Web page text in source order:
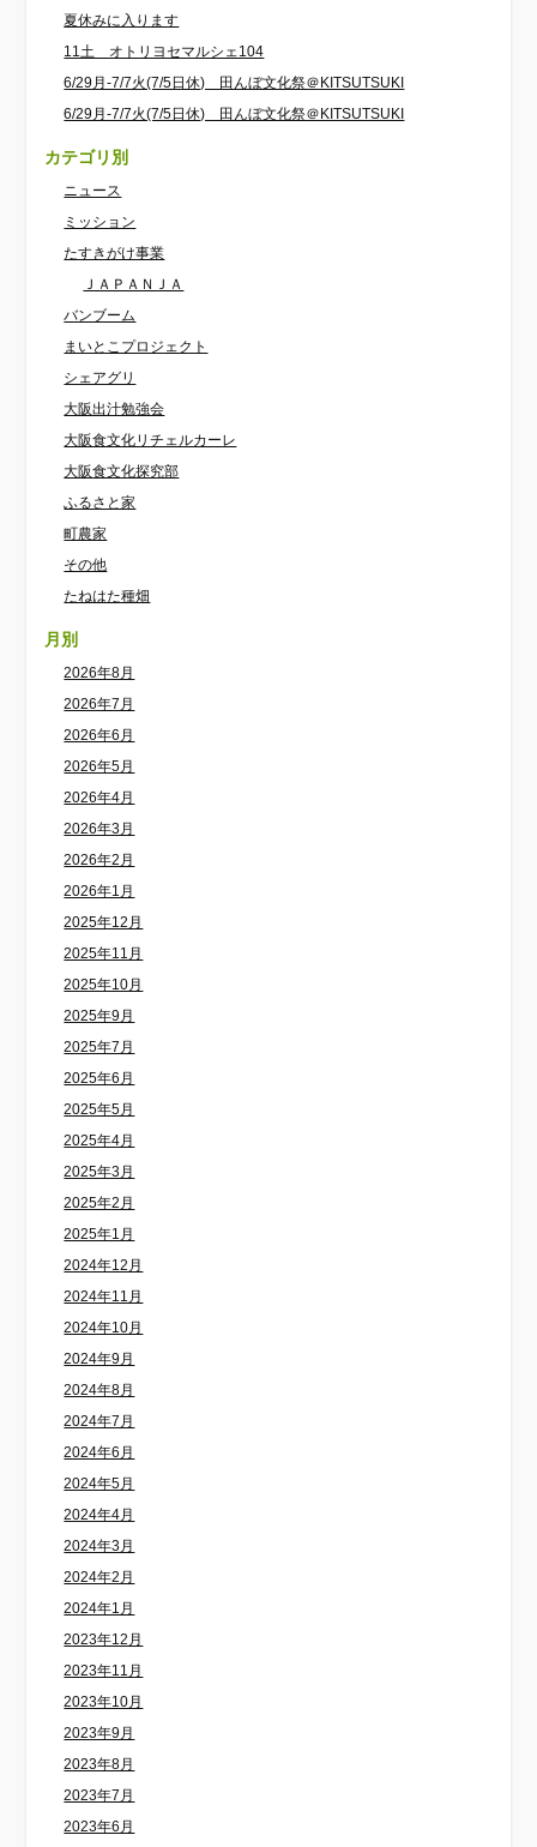
夏休みに入ります
11土 オトリヨセマルシェ104
6/29月-7/7火(7/5日休) 田んぼ文化祭＠KITSUTSUKI
6/29月-7/7火(7/5日休) 田んぼ文化祭＠KITSUTSUKI
カテゴリ別
ニュース
ミッション
たすきがけ事業
ＪＡＰＡＮＪＡ
バンブーム
まいとこプロジェクト
シェアグリ
大阪出汁勉強会
大阪食文化リチェルカーレ
大阪食文化探究部
ふるさと家
町農家
その他
たねはた種畑
月別
2026年8月
2026年7月
2026年6月
2026年5月
2026年4月
2026年3月
2026年2月
2026年1月
2025年12月
2025年11月
2025年10月
2025年9月
2025年7月
2025年6月
2025年5月
2025年4月
2025年3月
2025年2月
2025年1月
2024年12月
2024年11月
2024年10月
2024年9月
2024年8月
2024年7月
2024年6月
2024年5月
2024年4月
2024年3月
2024年2月
2024年1月
2023年12月
2023年11月
2023年10月
2023年9月
2023年8月
2023年7月
2023年6月